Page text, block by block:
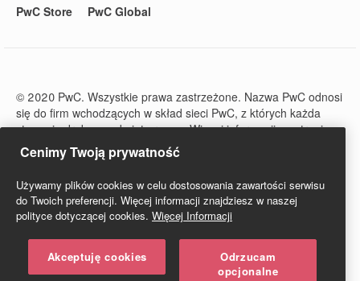
PwC Store
PwC Global
© 2020 PwC. Wszystkie prawa zastrzeżone. Nazwa PwC odnosi
się do firm wchodzących w skład sieci PwC, z których każda
stanowi odrębny podmiot prawny. Więcej informacji na stronie
www.pwc.com/structure.
PwC Studio - Prawo i Podatki jest zarejestrowanym tytułem
Cenimy Twoją prywatność
Używamy plików cookies w celu dostosowania zawartości serwisu
do Twoich preferencji. Więcej informacji znajdziesz w naszej
polityce dotyczącej cookies. Więcej Informacji
Akceptuję cookies
Odrzucam
opcjonalne